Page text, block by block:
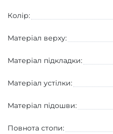
Колір:
Матеріал верху:
Матеріал підкладки:
Матеріал устілки:
Матеріал підошви:
Повнота стопи: